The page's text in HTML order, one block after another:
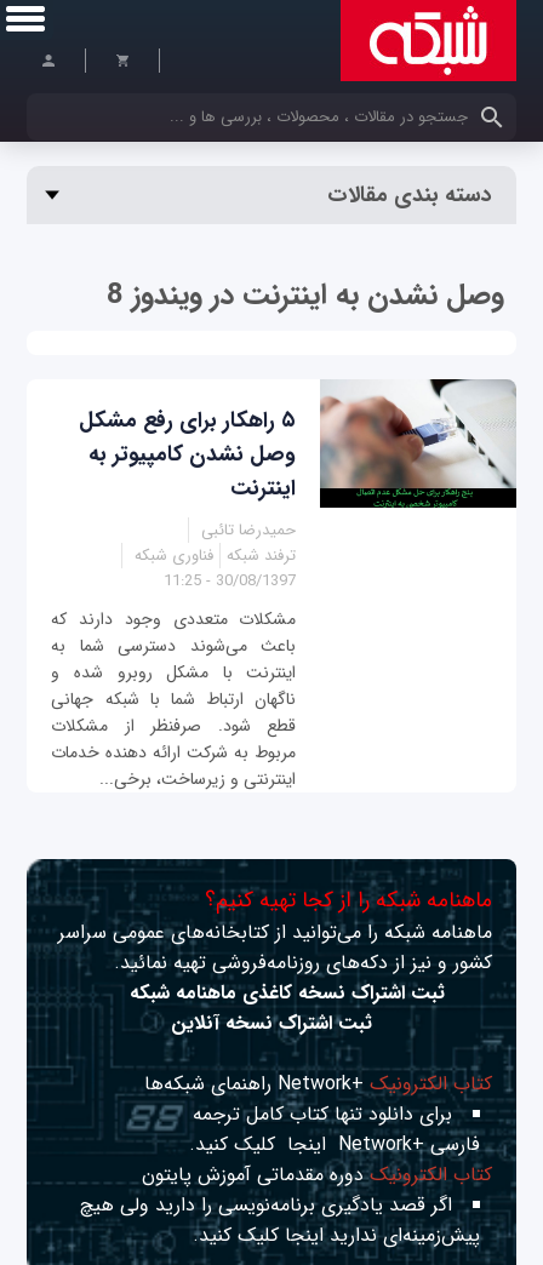
کلمات کلیدی خود را وارد کنید
دسته بندی مقالات
وصل نشدن به اینترنت در ویندوز 8
۵ راهکار برای رفع مشکل
وصل نشدن کامپیوتر به
اینترنت
حمیدرضا تائبی
ترفند شبکه فناوری شبکه
30/08/1397 - 11:25
مشکلات متعددی وجود دارند که
باعث می‌شوند دسترسی شما به
اینترنت با مشکل روبرو شده و
ناگهان ارتباط شما با شبکه جهانی
قطع شود. صرفنظر از مشکلات
مربوط به شرکت ارائه دهنده خدمات
اینترنتی و زیرساخت، برخی...
ماهنامه شبکه را از کجا تهیه کنیم؟
ماهنامه شبکه را می‌توانید از کتابخانه‌های عمومی سراسر
کشور و نیز از دکه‌های روزنامه‌فروشی تهیه نمائید.
ثبت اشتراک نسخه کاغذی ماهنامه شبکه
ثبت اشتراک نسخه آنلاین
کتاب الکترونیک+Network راهنمای شبکه‌ها
برای دانلود تنها کتاب کامل ترجمه
فارسی +Network
اینجا کلیک کنید.
کتاب الکترونیکدوره مقدماتی آموزش پایتون
اگر قصد یادگیری برنامه‌نویسی را دارید ولی هیچ
پیش‌زمینه‌ای نداریداینجا کلیک کنید.